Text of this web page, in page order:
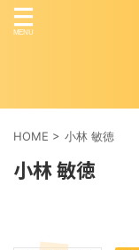
HOME > 小林 敏徳
小林 敏徳